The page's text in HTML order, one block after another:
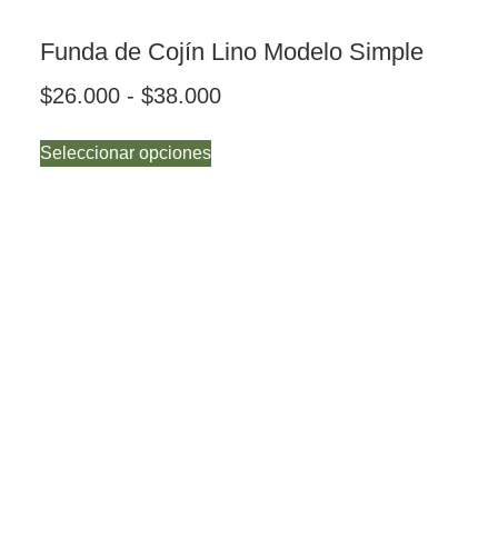
Funda de Cojín Lino Modelo Simple
$26.000 - $38.000
Seleccionar opciones